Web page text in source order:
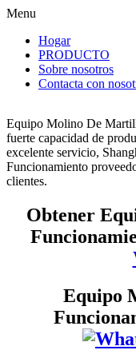
Menu
Hogar
PRODUCTO
Sobre nosotros
Contacta con
Equipo Molino De
fuerte capacidad de
excelente servicio,
Funcionamiento
clientes.
Obtener
Equipo